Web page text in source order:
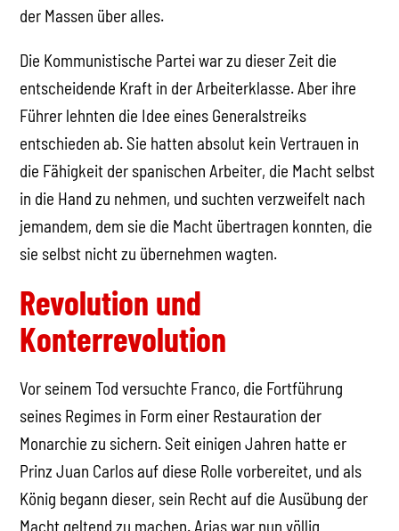
der Massen über alles.
Die Kommunistische Partei war zu dieser Zeit die
entscheidende Kraft in der Arbeiterklasse. Aber ihre
Führer lehnten die Idee eines Generalstreiks
entschieden ab. Sie hatten absolut kein Vertrauen in
die Fähigkeit der spanischen Arbeiter, die Macht selbst
in die Hand zu nehmen, und suchten verzweifelt nach
jemandem, dem sie die Macht übertragen konnten, die
sie selbst nicht zu übernehmen wagten.
Revolution und
Konterrevolution
Vor seinem Tod versuchte Franco, die Fortführung
seines Regimes in Form einer Restauration der
Monarchie zu sichern. Seit einigen Jahren hatte er
Prinz Juan Carlos auf diese Rolle vorbereitet, und als
König begann dieser, sein Recht auf die Ausübung der
Macht geltend zu machen. Arias war nun völlig